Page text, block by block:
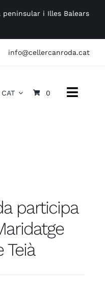
peninsular i Illes Balears
info@cellercanroda.cat
Toggle
CAT 0
participa
Teià